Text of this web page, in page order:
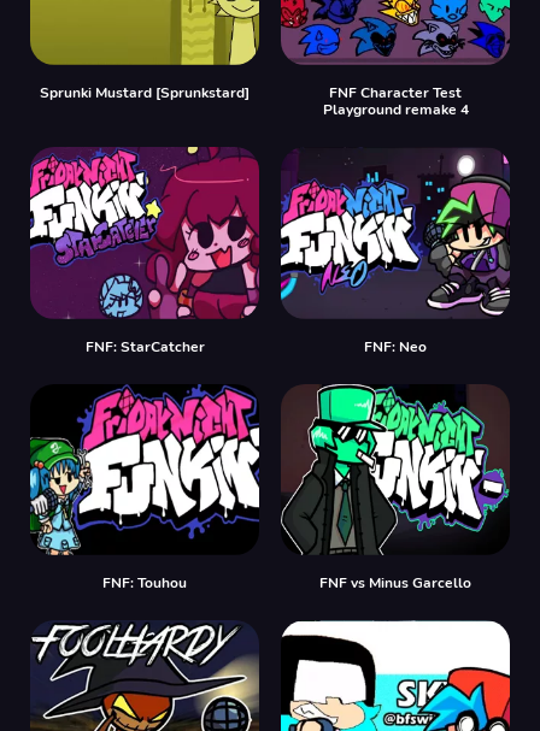
Sprunki Mustard [Sprunkstard]
FNF Character Test
Playground remake 4
FNF: StarCatcher FNF: Neo
FNF: Touhou FNF vs Minus Garcello